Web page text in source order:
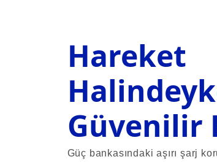
Hareket
Güvenilir
Güç bankasındaki aşırı şarj